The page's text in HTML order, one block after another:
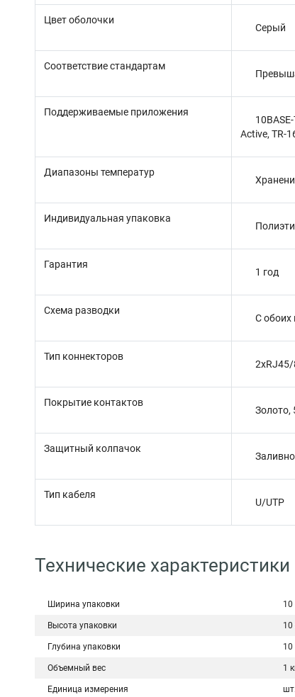
Цвет оболочки
Серый
Соответствие стандартам
Поддерживаемые приложения
Active, TR-
Диапазоны температур
Индивидуальная упаковка
Гарантия
1 год
Схема разводки
С обоих
Тип коннекторов
2xRJ45/
Покрытие контактов
Золото,
Защитный колпачок
Тип кабеля
U/UTP
Технические
Ширина упаковки 10
Высота упаковки 10
Глубина упаковки 10
Объемный вес 1
Единица измерения шт.